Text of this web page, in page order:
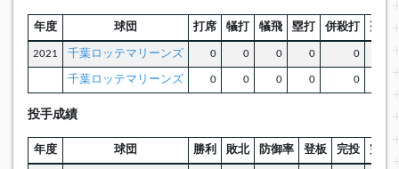
年度 球団 打席 犠打 犠飛 塁打 併殺打 盗塁
2021 千葉ロッテマリーンズ 0 0 0 0 0 0
千葉ロッテマリーンズ 0 0 0 0 0
投手成績
年度 球団 勝利 敗北 防御率 登板 完投 完封